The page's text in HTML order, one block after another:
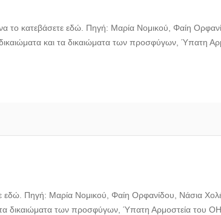
το κατεβάσετε εδώ. Πηγή: Μαρία Νομικού, Φαίη
και τα δικαιώματα των προσφύγων, Ύπατη
εδώ. Πηγή: Μαρία Νομικού, Φαίη Ορφανίδου, Νάσια
δικαιώματα των προσφύγων, Ύπατη Αρμοστεία του